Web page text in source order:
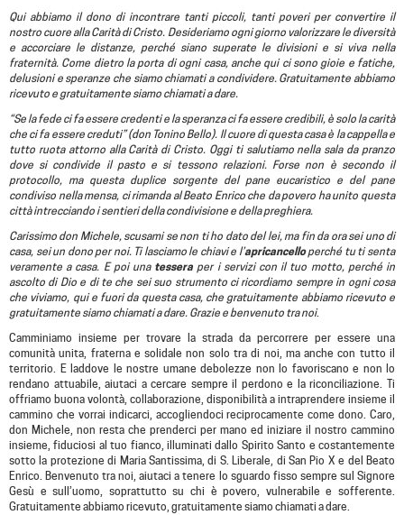
Qui abbiamo il dono di incontrare tanti piccoli, tanti poveri per convertire il
nostro cuore alla Carità di Cristo. Desideriamo ogni giorno valorizzare le diversità
e accorciare le distanze, perché siano superate le divisioni e si viva nella
fraternità. Come dietro la porta di ogni casa, anche qui ci sono gioie e fatiche,
delusioni e speranze che siamo chiamati a condividere. Gratuitamente abbiamo
ricevuto e gratuitamente siamo chiamati a dare.
“Se la fede ci fa essere credentie la speranza ci fa essere credibili, è solo la carità
che ci fa essere creduti” (don Tonino Bello). Il cuore di questa casa è la cappella e
tutto ruota attorno alla Carità di Cristo. Oggi ti salutiamo nella sala da pranzo
dove si condivide il pasto e si tessono relazioni. Forse non è secondo il
protocollo, ma questa duplice sorgente del pane eucaristico e del pane
condiviso nella mensa, ci rimanda al Beato Enrico che da povero ha unito questa
città intrecciando i sentieri della condivisione e della preghiera.
Carissimo don Michele, scusami se non ti ho dato del lei, ma fin da ora sei uno di
casa, sei un dono per noi. Ti lasciamo le chiavi e l’apricancelloperché tu ti senta
veramente a casa. E poi una tessera per i servizi con il tuo motto, perché in
ascolto di Dio e di te che sei suo strumento ci ricordiamo sempre in ogni cosa
che viviamo, qui e fuori da questa casa, che gratuitamente abbiamo ricevuto e
gratuitamente siamo chiamati a dare. Grazie e benvenuto tra noi.
Camminiamo insieme per trovare la strada da percorrere per essere una
comunità unita, fraterna e solidale non solo tra di noi, ma anche con tutto il
territorio. E laddove le nostre umane debolezze non lo favoriscano e non lo
rendano attuabile, aiutaci a cercare sempre il perdono e la riconciliazione. Ti
offriamo buona volontà, collaborazione, disponibilità a intraprendere insieme il
cammino che vorrai indicarci, accogliendoci reciprocamente come dono. Caro,
don Michele, non resta che prenderci per mano ed iniziare il nostro cammino
insieme, fiduciosi al tuo fianco, illuminati dallo Spirito Santo e costantemente
sotto la protezione di Maria Santissima, di S. Liberale, di San Pio X e del Beato
Enrico. Benvenuto tra noi, aiutaci a tenere lo sguardo fisso sempre sul Signore
Gesù e sull’uomo, soprattutto su chi è povero, vulnerabile e sofferente.
Gratuitamente abbiamo ricevuto, gratuitamente siamo chiamati a dare.